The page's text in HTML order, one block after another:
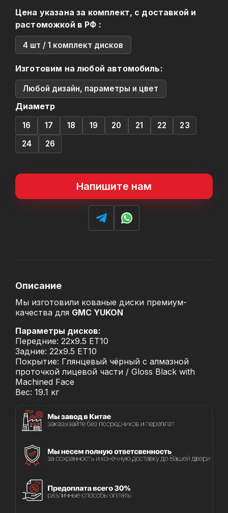
Цена указана за комплект, с доставкой и
растоможкой в РФ :
4 шт / 1 комплект дисков
Изготовим на любой автомобиль:
Любой дизайн, параметры и цвет
Диаметр
16 17 18 19 20 21 22
23
24
26
Напишите нам
Описание
Мы изготовили кованые диски премиум-
качества для GMC YUKON
Параметры дисков:
Передние: 22x9.5 ET10
Задние: 22x9.5 ET10
Покрытие: Глянцевый чёрный с алмазной
проточкой лицевой части / Gloss Black with
Machined Face
Вес: 19.1 кг